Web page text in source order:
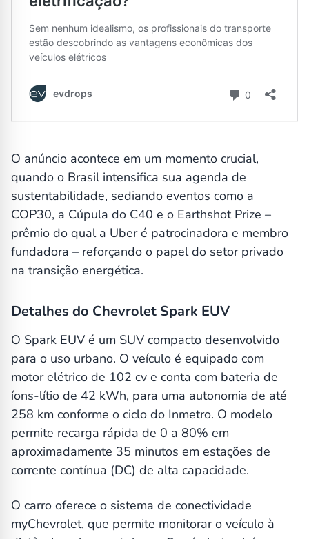
O anúncio acontece em um momento crucial,
quando o Brasil intensifica sua agenda de
sustentabilidade, sediando eventos como a
COP30, a Cúpula do C40 e o Earthshot Prize –
prêmio do qual a Uber é patrocinadora e membro
fundadora – reforçando o papel do setor privado
na transição energética.
Detalhes do Chevrolet Spark EUV
O Spark EUV é um SUV compacto desenvolvido
para o uso urbano. O veículo é equipado com
motor elétrico de 102 cv e conta com bateria de
íons-lítio de 42 kWh, para uma autonomia de até
258 km conforme o ciclo do Inmetro. O modelo
permite recarga rápida de 0 a 80% em
aproximadamente 35 minutos em estações de
corrente contínua (DC) de alta capacidade.
O carro oferece o sistema de conectividade
myChevrolet, que permite monitorar o veículo à